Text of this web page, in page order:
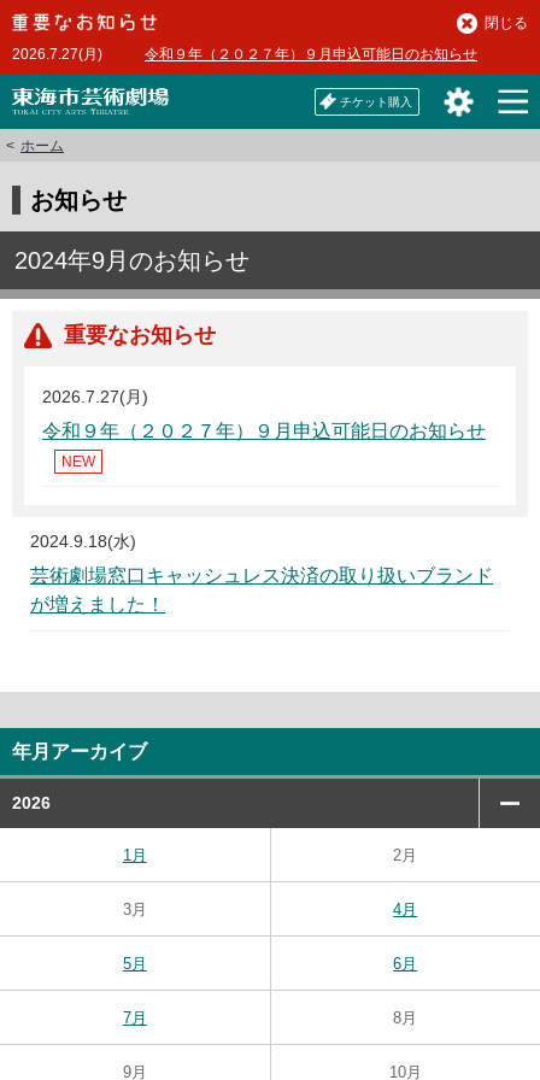
本
文
へ2026.7.27(月) 令和９年（２０２７年）９月申込可能日のお知らせ
閉じる
チケット購入
ホーム
お知らせ
2024年9月のお知らせ
重要なお知らせ
2026.7.27(月)
令和９年（２０２７年）９月申込可能日のお知らせ
NEW
2024.9.18(水)
芸術劇場窓口キャッシュレス決済の取り扱いブランド
が増えました！
年月アーカイブ
2026
1月 2月
3月 4月
5月 6月
7月 8月
9月 10月